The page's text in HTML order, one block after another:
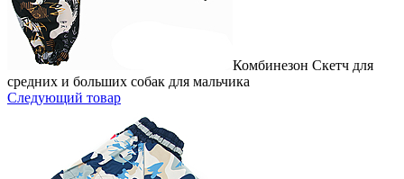
Комбинезон Скетч для
средних и больших собак для мальчика
Следующий товар